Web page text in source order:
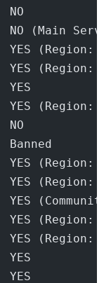
(Main
(Region:
(Region:
(Region:
(Region:
(Region:
(Region:
(Region: